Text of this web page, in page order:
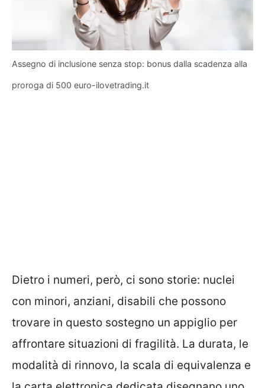
Assegno di inclusione senza stop: bonus dalla scadenza alla
proroga di 500 euro-ilovetrading.it
Dietro i numeri, però, ci sono storie: nuclei
con minori, anziani, disabili che possono
trovare in questo sostegno un appiglio per
affrontare situazioni di fragilità. La durata, le
modalità di rinnovo, la scala di equivalenza e